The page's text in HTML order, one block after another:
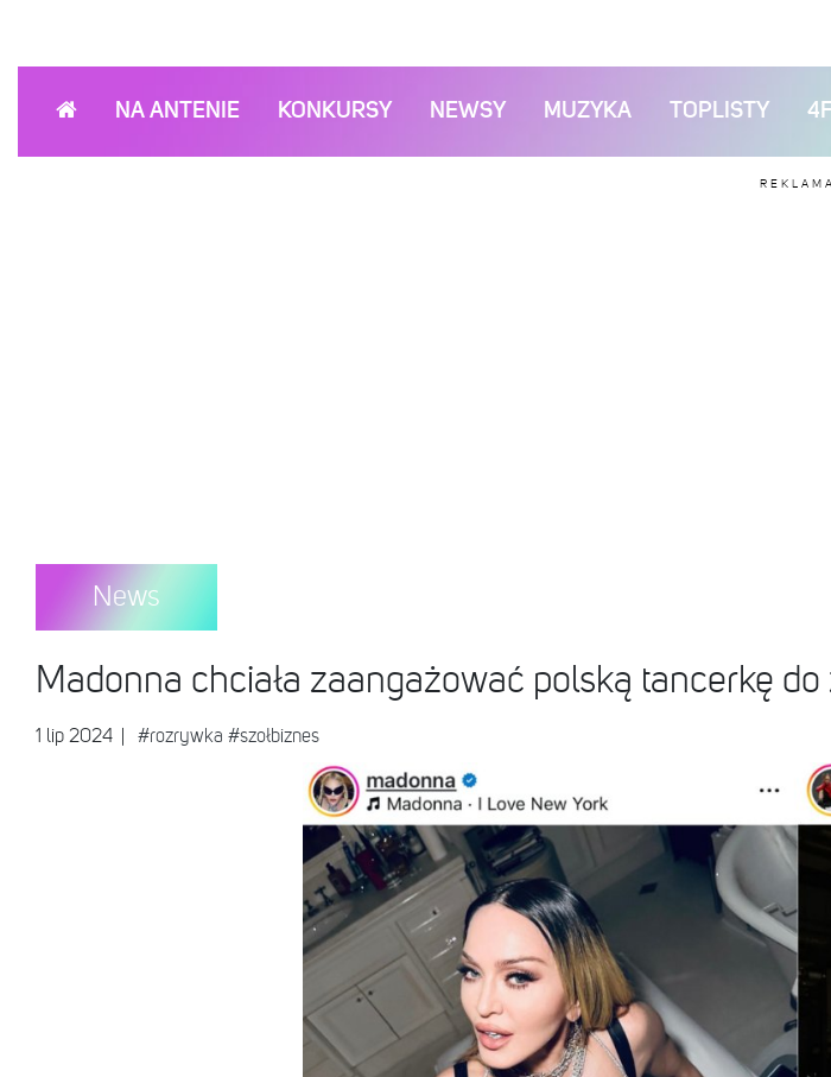
NA ANTENIE KONKURSY NEWSY MUZYKA TOPLISTY
REKLAMA
News
Madonna chciała zaangażować polską tancerkę do
1 lip 2024 #rozrywka #szołbiznes